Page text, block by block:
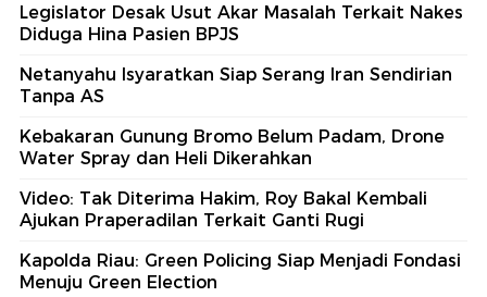
Legislator Desak Usut Akar Masalah Terkait Nakes
Diduga Hina Pasien BPJS
Netanyahu Isyaratkan Siap Serang Iran Sendirian
Tanpa AS
Kebakaran Gunung Bromo Belum Padam, Drone
Water Spray dan Heli Dikerahkan
Video: Tak Diterima Hakim, Roy Bakal Kembali
Ajukan Praperadilan Terkait Ganti Rugi
Kapolda Riau: Green Policing Siap Menjadi Fondasi
Menuju Green Election